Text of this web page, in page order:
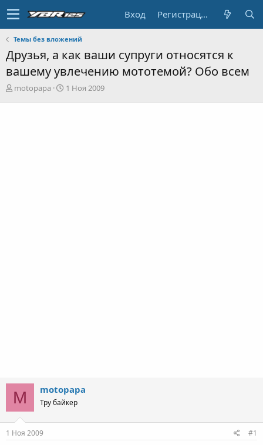
Вход Регистрация
Темы без вложений
Друзья, а как ваши супруги относятся к
вашему увлечению мототемой? Обо всем
А
motopapa
Д1 Ноя 2009
M motopapa
Тру байкер
1 Ноя 2009 #1